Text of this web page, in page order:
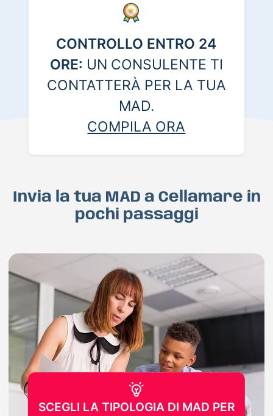
CONTROLLO ENTRO 24
ORE: UN CONSULENTE TI
CONTATTERÀ PER LA TUA
MAD.
COMPILA ORA
Invia la tua MAD a Cellamare in
pochi passaggi
SCEGLI LA TIPOLOGIA DI MAD PER